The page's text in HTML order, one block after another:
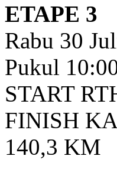
ETAPE 3
Rabu 30
Pukul
START
FINISH
140,3 KM